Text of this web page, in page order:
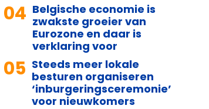
04 Belgische economie is
zwakste groeier van
Eurozone en daar is
verklaring voor
05 Steeds meer lokale
besturen organiseren
‘inburgeringsceremonie’
voor nieuwkomers